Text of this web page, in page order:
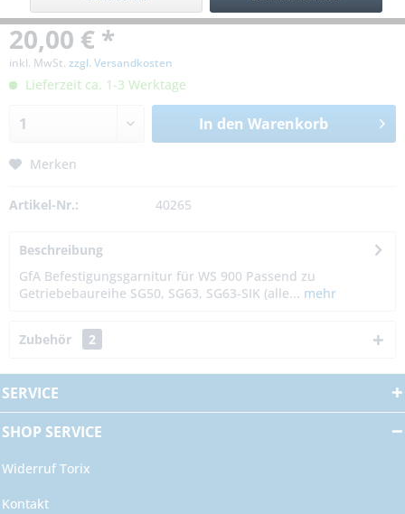
20,00 € *
inkl. MwSt. zzgl. Versandkosten
Lieferzeit ca. 1-3 Werktage
In den Warenkorb
Merken
Artikel-Nr.: 40265
Beschreibung
GfA Befestigungsgarnitur für WS 900 Passend zu
Getriebebaureihe SG50, SG63, SG63-SIK (alle... mehr
Zubehör 2
SERVICE
SHOP SERVICE
Widerruf Torix
Kontakt